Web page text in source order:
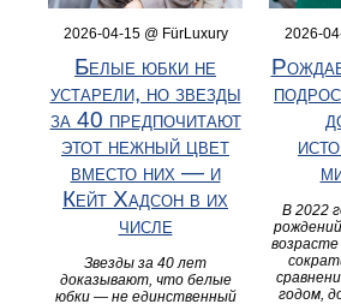
2026-04-15 @ FürLuxury
Белые юбки не
устарели, но звезды
за 40 предпочитают
этот нежный цвет
вместо них — и
Кейт Хадсон в их
числе
Звезды за 40 лет
доказывают, что белые
юбки — не единственный
2026-
В 2022
годом,